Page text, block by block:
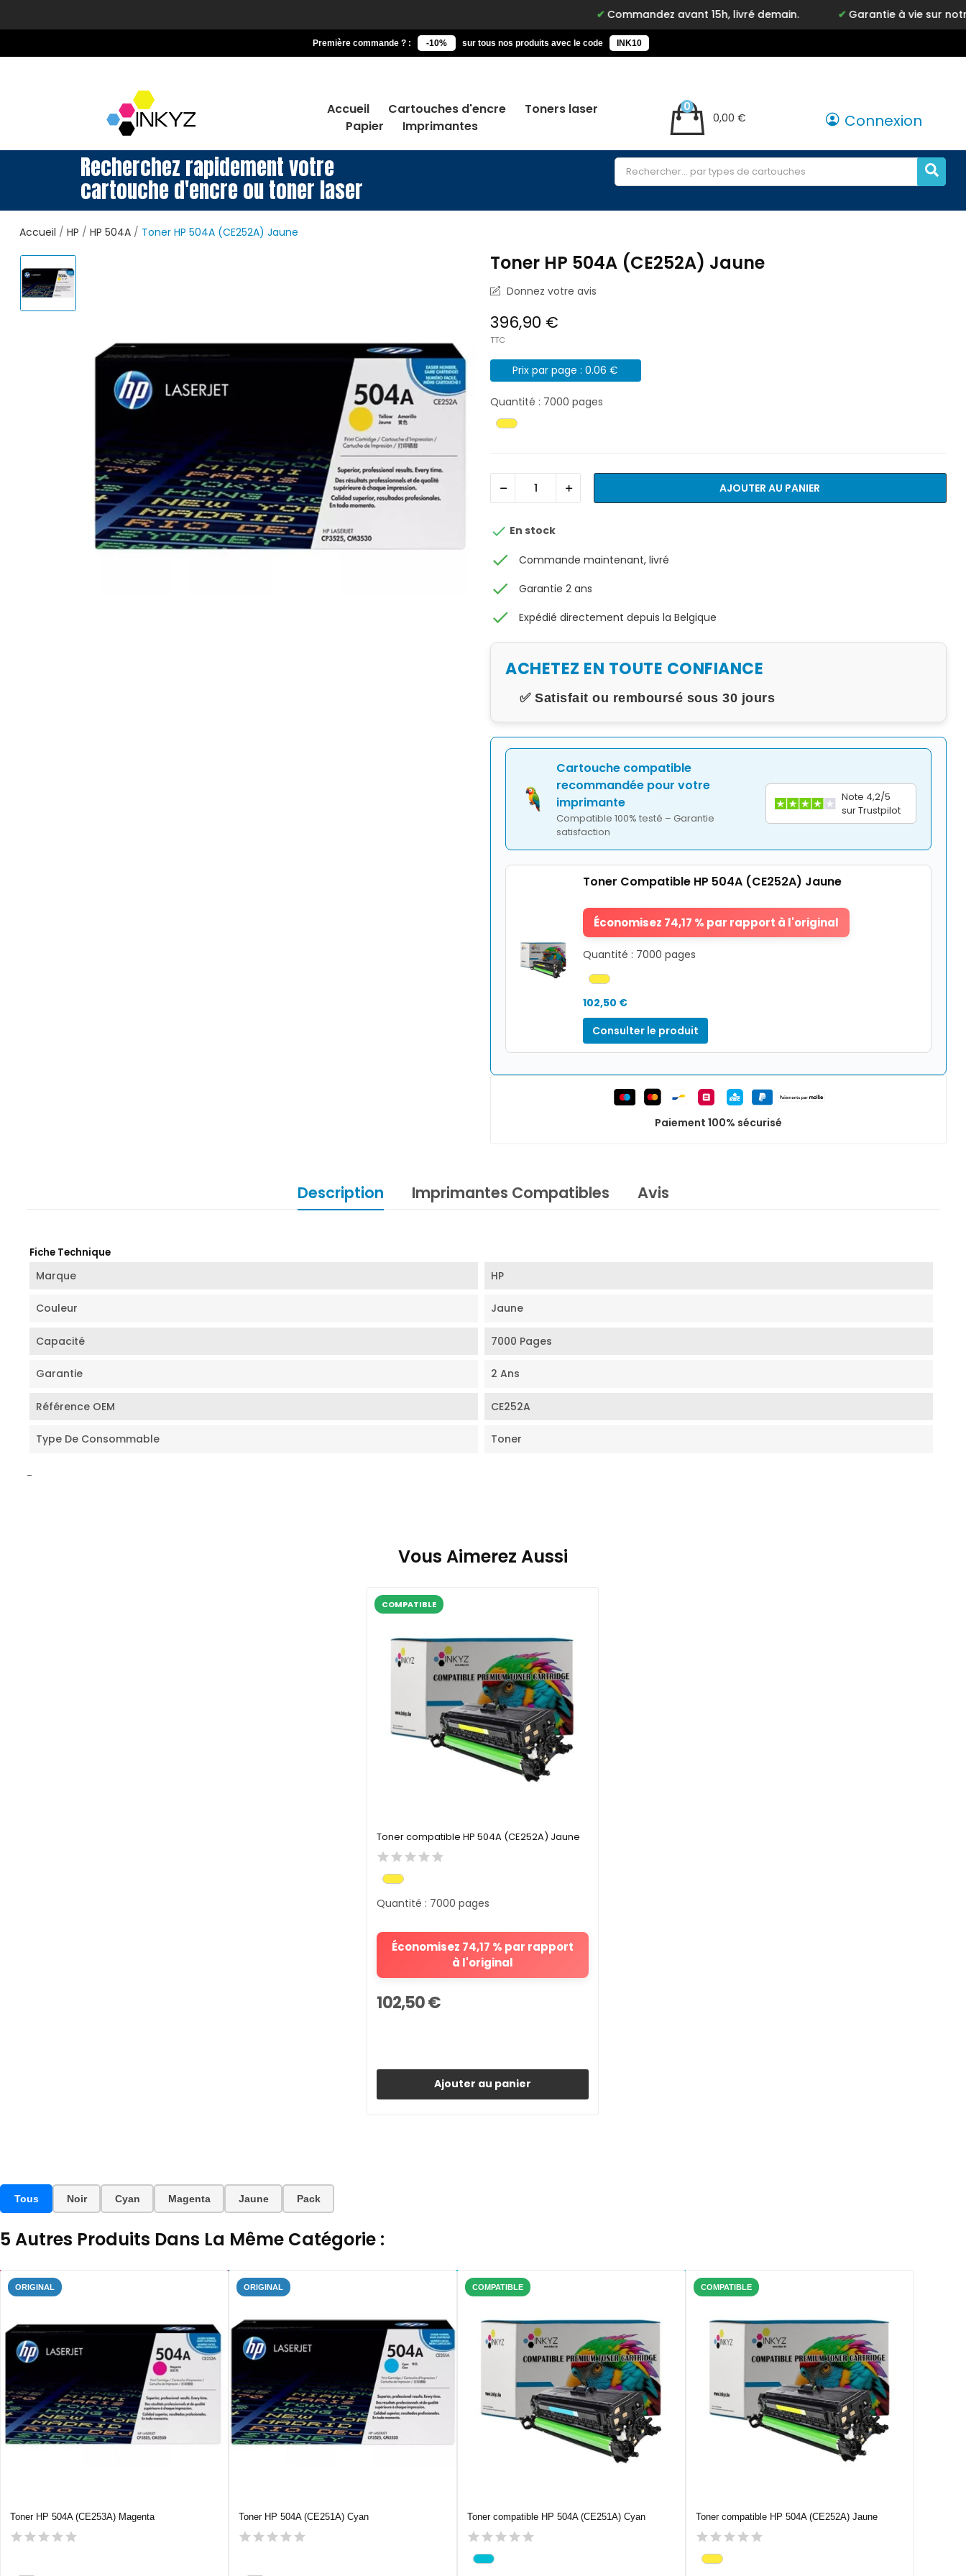
Commandez avant 15h, livré demain. Garantie à vie sur notre marque
Première commande ? : -10% sur tous nos produits avec le code INK10
Accueil Cartouches d'encre
Toners laser
Papier
Imprimantes
0,00 €
0
Connexion
Recherchez rapidement votre
cartouche d'encre ou toner laser
Accueil HP HP 504A Toner HP 504A (CE252A) Jaune
Toner HP 504A (CE252A) Jaune
Donnez votre avis
396,90 €
TTC
Prix par page : 0.06 €
Quantité : 7000 pages
AJOUTER AU PANIER
 En stock
check Commande maintenant, livré
check Garantie 2 ans
check Expédié directement depuis la Belgique
ACHETEZ EN TOUTE CONFIANCE
✅ Satisfait ou remboursé sous 30 jours
Cartouche compatible
recommandée pour votre
imprimante
Compatible 100% testé – Garantie
satisfaction
Note 4,2/5
sur Trustpilot
Toner Compatible HP 504A (CE252A) Jaune
Économisez 74,17 % par rapport à l'original
Quantité : 7000 pages
102,50 €
Consulter le produit
Paiement 100% sécurisé
Description Imprimantes Compatibles Avis
Fiche Technique
Marque HP
Couleur Jaune
Capacité 7000 Pages
Garantie 2 Ans
Référence OEM CE252A
Type De Consommable Toner
-
Vous Aimerez Aussi
COMPATIBLE
Toner compatible HP 504A (CE252A) Jaune
Économisez 74,17 % par rapport
à l'original
Quantité : 7000 pages
102,50 €
Ajouter au panier
Tous Noir Cyan Magenta Jaune Pack
5 Autres Produits Dans La Même Catégorie :
ORIGINAL
Toner HP 504A (CE253A) Magenta
ORIGINAL
Toner HP 504A (CE251A) Cyan
COMPATIBLE
Toner compatible HP 504A (CE251A) Cyan
COMPATIBLE
Toner compatible HP 504A (CE252A) Jaune